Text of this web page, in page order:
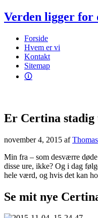
Verden ligger for
Forside
Hvem er vi
Kontakt
Sitemap
🛈
Er Certina stadig
november 4, 2015 afThomas
Min fra – som desværre
disse ure, ikke? Og i dag
hele værd, og hvis det kan
Se mit nye